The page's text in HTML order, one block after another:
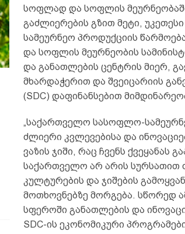
სოფლად და სოფლის მეურნეობაში
გაძლიერების გზით მეტი,
სამეურნეო პროდუქციის
და სოფლის მეურნეობის
და განათლების ცენტრის მიერ,
მხარდაჭერით და შვეიცარიის
(SDC) დაფინანსებით
„საქართველო სასოფლო-
ძლიერი კვლევებისა და
ვაზის ჯიში, რაც ჩვენს ქვეყანას
საქართველო არ არის
კულტურების და ჯიშების
მოთხოვნებზე მორგება. სწორედ
სფეროში განათლების და
SDC-ის ეკონომიკური